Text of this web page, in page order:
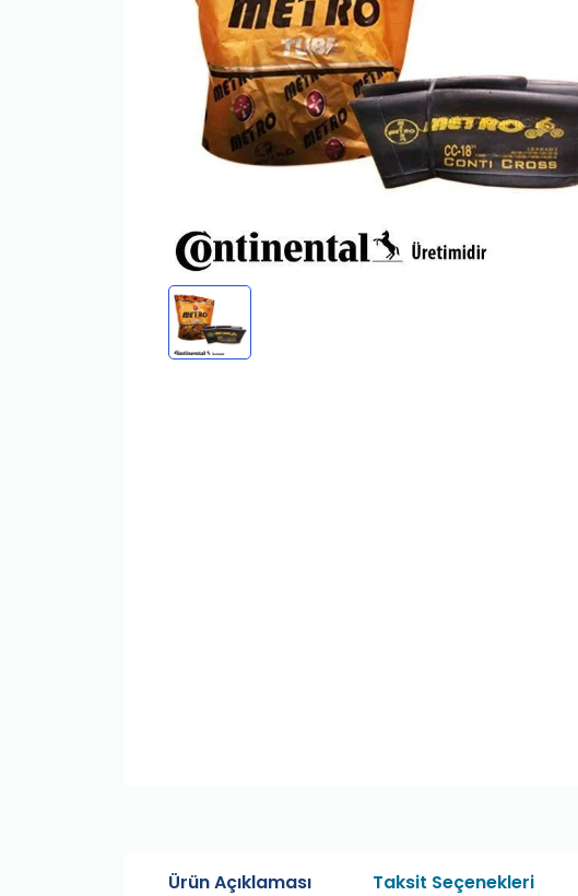
Ürün Açıklaması Taksit Seçenekleri